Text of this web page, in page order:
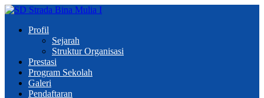
Profil
Sejarah
Struktur Organisasi
Prestasi
Program Sekolah
Galeri
Pendaftaran